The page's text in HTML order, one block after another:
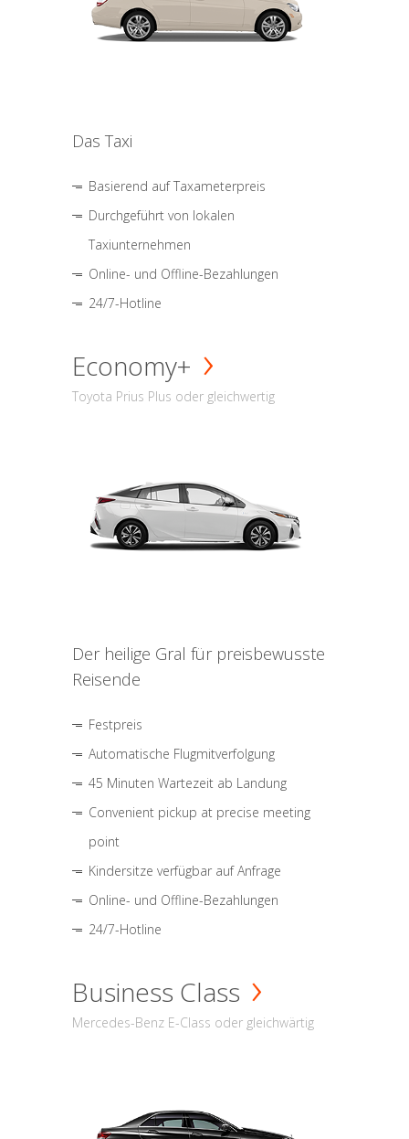
Das Taxi
Basierend auf Taxameterpreis
Durchgeführt von lokalen
Taxiunternehmen
Online- und Offline-Bezahlungen
24/7-Hotline
Economy+
Toyota Prius Plus oder gleichwertig
Der heilige Gral für preisbewusste
Reisende
Festpreis
Automatische Flugmitverfolgung
45 Minuten Wartezeit ab Landung
Convenient pickup at precise meeting
point
Kindersitze verfügbar auf Anfrage
Online- und Offline-Bezahlungen
24/7-Hotline
Business Class
Mercedes-Benz E-Class oder gleichwärtig